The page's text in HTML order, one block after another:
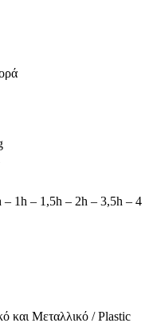
– 1h – 1,5h – 2h – 3,5h – 4
και Μεταλλικό / Plastic